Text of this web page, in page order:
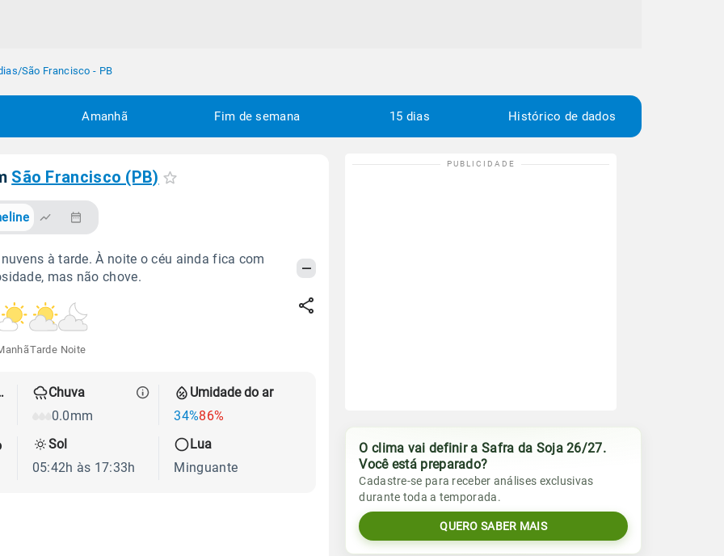
/São Francisco - PB
Amanhã Fim de semana 15 dias Histórico de dados
São Francisco (PB)
à tarde. À noite o céu ainda fica com
mas não chove.
Tarde Noite
Chuva
0.0mm
Umidade do ar
34%86%
Sol
05:42h às 17:33h
Lua
Minguante
O clima vai definir a Safra da Soja 26/27.
Você está preparado?
Cadastre-se para receber análises exclusivas
durante toda a temporada.
QUERO SABER MAIS